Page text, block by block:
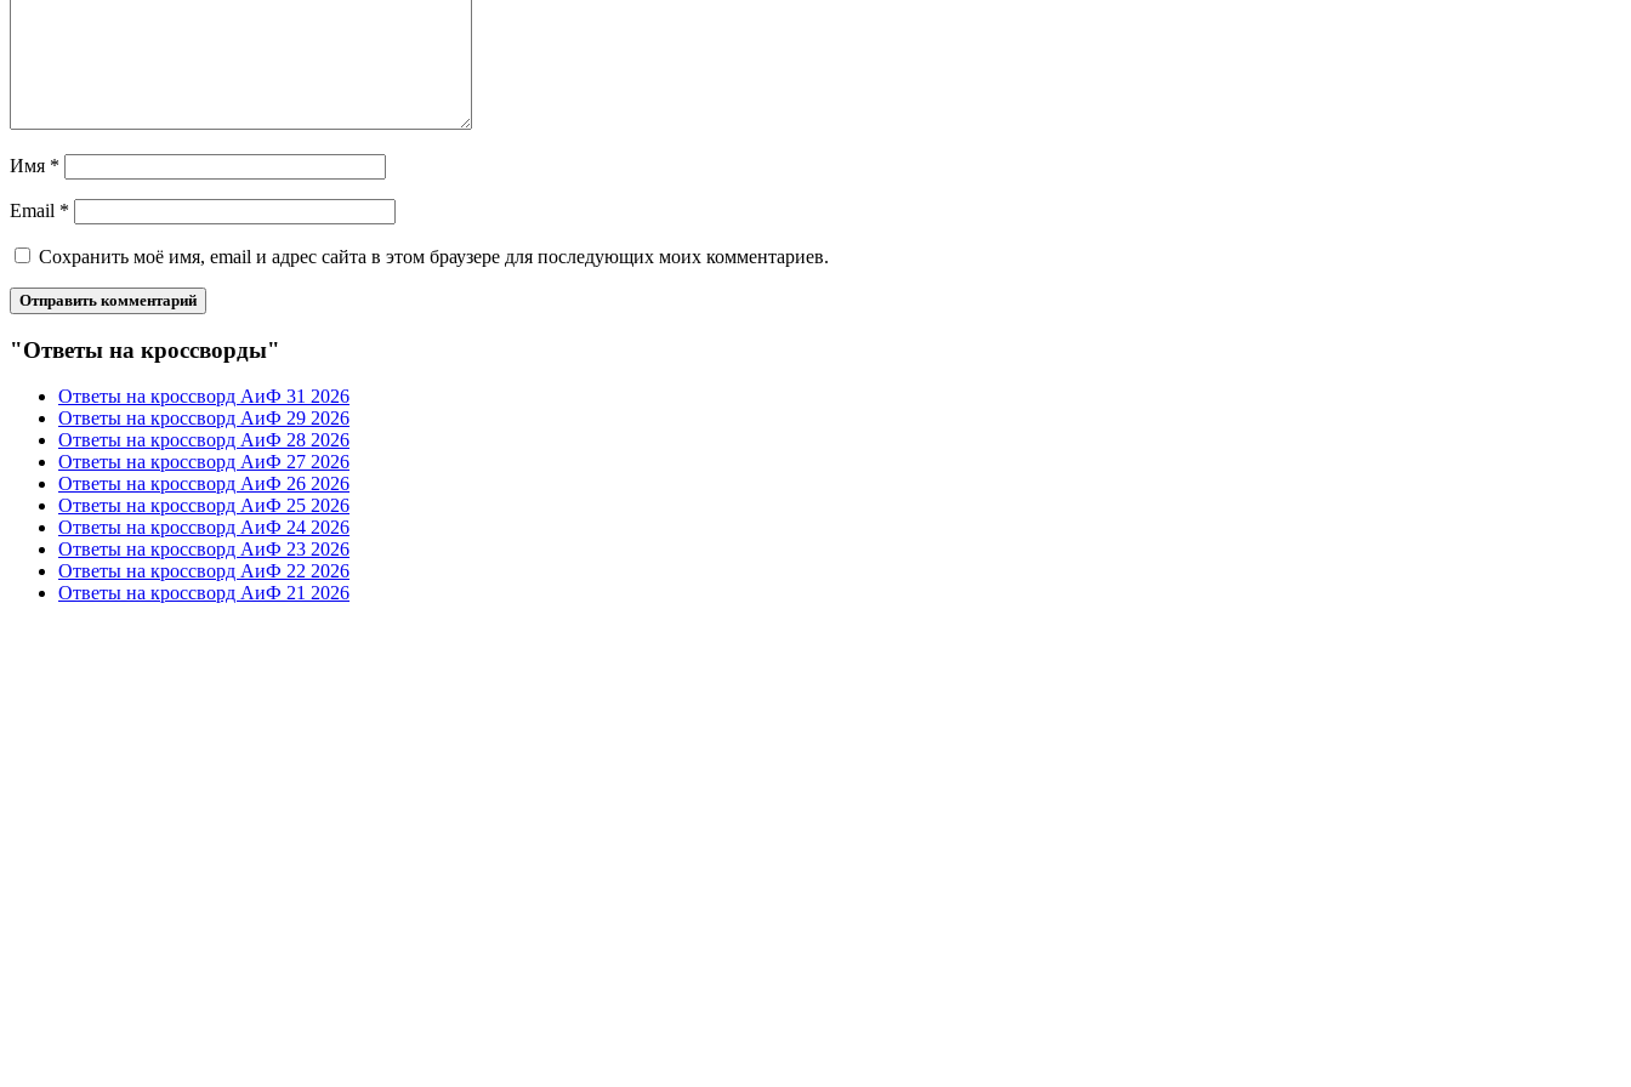
Имя *
Email *
Сохранить моё имя, email и адрес сайта в этом браузере для последующих моих комментариев.
"Ответы на кроссворды"
Ответы на кроссворд АиФ 31 2026
Ответы на кроссворд АиФ 29 2026
Ответы на кроссворд АиФ 28 2026
Ответы на кроссворд АиФ 27 2026
Ответы на кроссворд АиФ 26 2026
Ответы на кроссворд АиФ 25 2026
Ответы на кроссворд АиФ 24 2026
Ответы на кроссворд АиФ 23 2026
Ответы на кроссворд АиФ 22 2026
Ответы на кроссворд АиФ 21 2026